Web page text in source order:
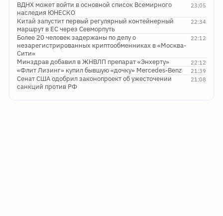
23:05
ВДНХ может войти в основной список Всемирного
наследия ЮНЕСКО
22:34
Китай запустит первый регулярный контейнерный
маршрут в ЕС через Севморпуть
22:12
Более 20 человек задержаны по делу о
незарегистрированных криптообменниках в «Москва-
Сити»
22:12
Минздрав добавил в ЖНВЛП препарат «Энхерту»
21:39
«Флит Лизинг» купил бывшую «дочку» Mercedes-Benz
21:08
Сенат США одобрил законопроект об ужесточении
санкций против РФ